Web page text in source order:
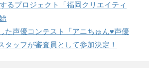
るプロジェクト「福岡クリエイティ
た声優コンテスト「アニちゅん♥声優
ッフが審査員として参加決定！